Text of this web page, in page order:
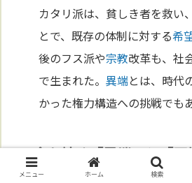
カタリ派は、貧しき者を救い、
とで、既存の体制に対する希
後のフス派や宗教改革も、社
で生まれた。異端とは、時代
かった権力構造への挑戦でも
今も続く「異端」と「
メニュー ホーム 検索